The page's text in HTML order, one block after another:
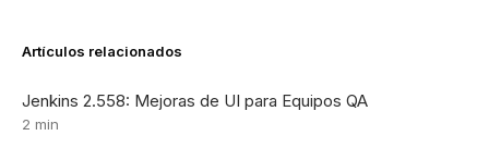
Artículos relacionados
Jenkins 2.558: Mejoras de UI para Equipos QA
2 min